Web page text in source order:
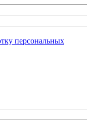
персональных